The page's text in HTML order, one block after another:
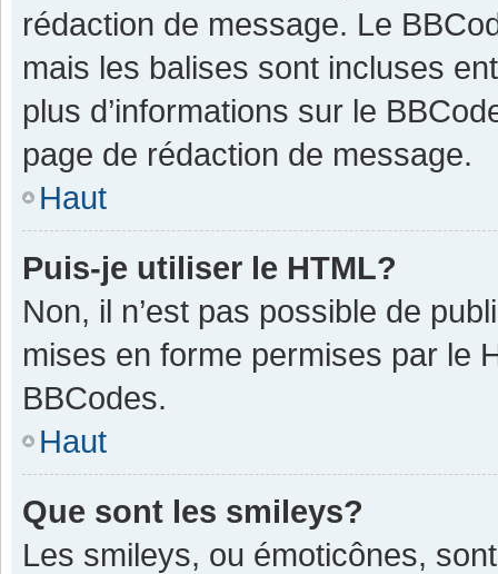
rédaction de message. Le
mais les balises sont incluses
plus d’informations sur le
page de rédaction de message.
Haut
Puis-je utiliser le HTML?
Non, il n’est pas possible de
mises en forme permises par le
BBCodes.
Haut
Que sont les smileys?
Les smileys, ou émoticônes,